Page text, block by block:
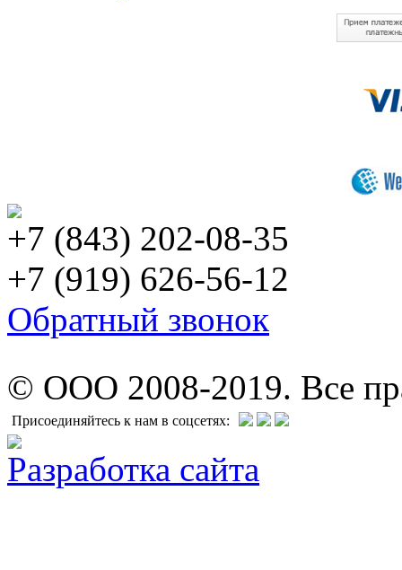
+7 (843) 202-08-35
+7 (919) 626-56-12
Обратный звонок
© ООО 2008-2019. Все
Присоединяйтесь к нам в соцсетях:
Разработка сайта